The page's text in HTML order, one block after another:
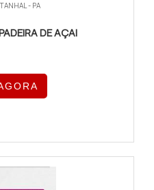
- PA
DE AÇAI